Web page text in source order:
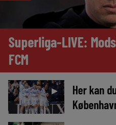
Superliga-LIVE:
FCM
►
Her kan